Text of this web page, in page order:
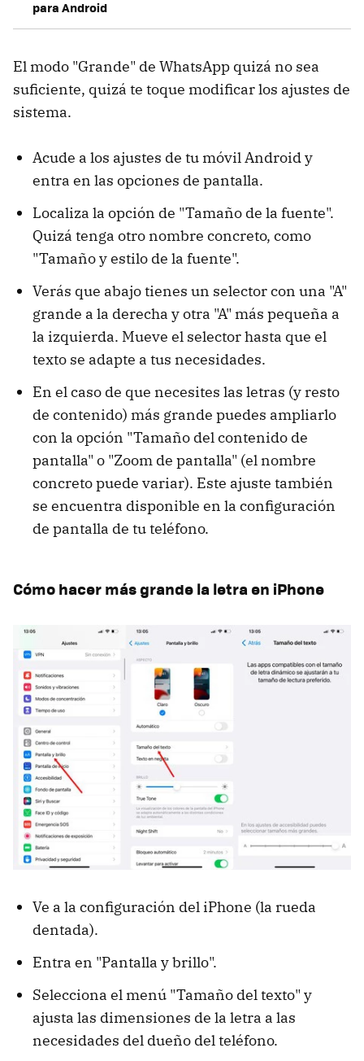
para Android
El modo "Grande" de WhatsApp quizá no sea
suficiente, quizá te toque modificar los ajustes de
sistema.
Acude a los ajustes de tu móvil Android y
entra en las opciones de pantalla.
Localiza la opción de "Tamaño de la fuente".
Quizá tenga otro nombre concreto, como
"Tamaño y estilo de la fuente".
Verás que abajo tienes un selector con una "A"
grande a la derecha y otra "A" más pequeña a
la izquierda. Mueve el selector hasta que el
texto se adapte a tus necesidades.
En el caso de que necesites las letras (y resto
de contenido) más grande puedes ampliarlo
con la opción "Tamaño del contenido de
pantalla" o "Zoom de pantalla" (el nombre
concreto puede variar). Este ajuste también
se encuentra disponible en la configuración
de pantalla de tu teléfono.
Cómo hacer más grande la letra en iPhone
Ve a la configuración del iPhone (la rueda
dentada).
Entra en "Pantalla y brillo".
Selecciona el menú "Tamaño del texto" y
ajusta las dimensiones de la letra a las
necesidades del dueño del teléfono.